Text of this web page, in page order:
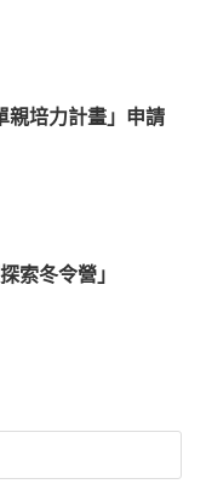
親培力計畫」申請
索冬令營」